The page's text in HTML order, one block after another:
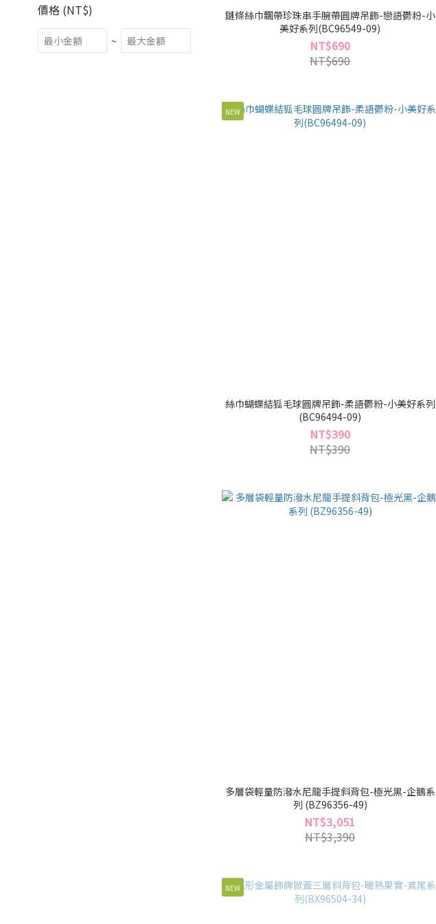
價格 (NT$)
~
鏈條絲巾飄帶珍珠串手腕帶圓牌吊飾-戀語鬱粉-小
美好系列(BC96549-09)
NT$690
NT$690
NEW
絲巾蝴蝶結狐毛球圓牌吊飾-柔語鬱粉-小美好系列
(BC96494-09)
NT$390
NT$390
多層袋輕量防潑水尼龍手提斜背包-極光黑-企鵝系
列 (BZ96356-49)
NT$3,051
NT$3,390
NEW